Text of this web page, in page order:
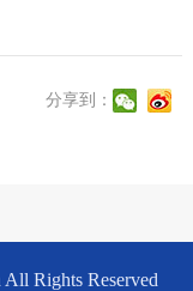
分享到：
Rights Reserved